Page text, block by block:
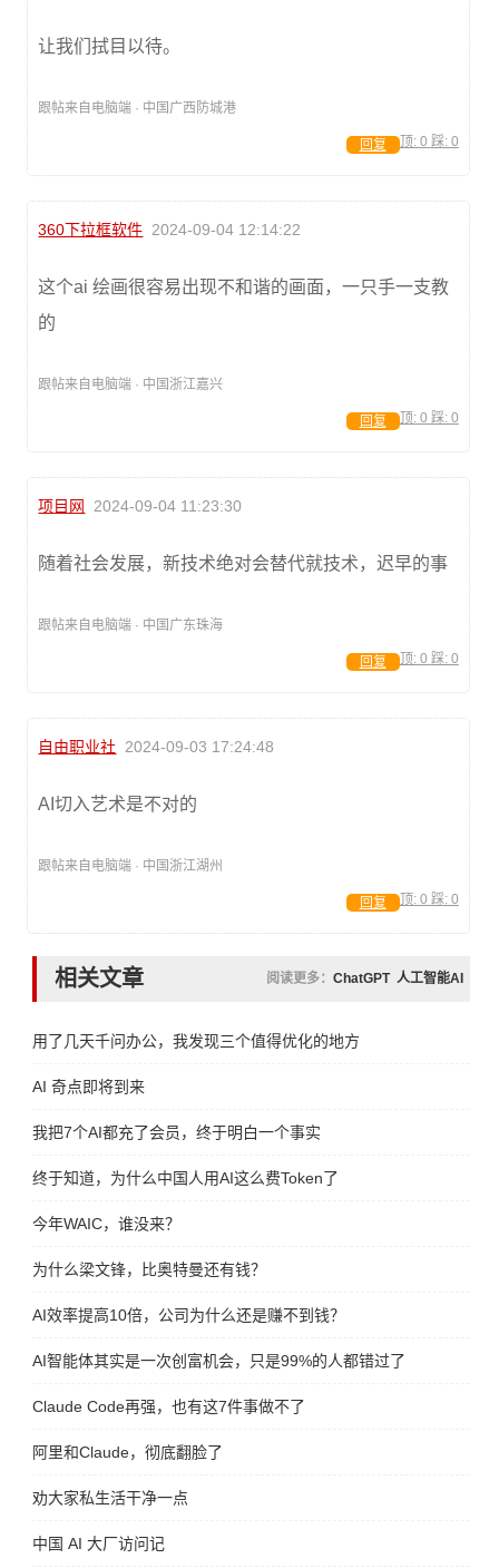
让我们拭目以待。
跟帖来自电脑端 · 中国广西防城港
顶: 0 踩: 0
回复
360下拉框软件 2024-09-04 12:14:22
这个ai 绘画很容易出现不和谐的画面，一只手一支教
的
跟帖来自电脑端 · 中国浙江嘉兴
顶: 0 踩: 0
回复
项目网 2024-09-04 11:23:30
随着社会发展，新技术绝对会替代就技术，迟早的事
跟帖来自电脑端 · 中国广东珠海
顶: 0 踩: 0
回复
自由职业社 2024-09-03 17:24:48
AI切入艺术是不对的
跟帖来自电脑端 · 中国浙江湖州
顶: 0 踩: 0
回复
相关文章 阅读更多： ChatGPT 人工智能AI
用了几天千问办公，我发现三个值得优化的地方
AI 奇点即将到来
我把7个AI都充了会员，终于明白一个事实
终于知道，为什么中国人用AI这么费Token了
今年WAIC，谁没来？
为什么梁文锋，比奥特曼还有钱？
AI效率提高10倍，公司为什么还是赚不到钱？
AI智能体其实是一次创富机会，只是99%的人都错过了
Claude Code再强，也有这7件事做不了
阿里和Claude，彻底翻脸了
劝大家私生活干净一点
中国 AI 大厂访问记